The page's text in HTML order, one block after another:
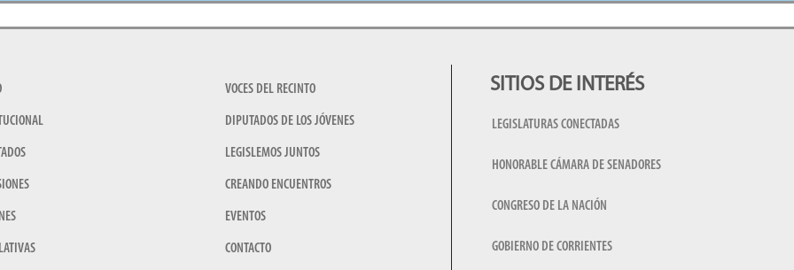
VOCES DEL RECINTO
DIPUTADOS DE LOS JÓVENES
LEGISLEMOS JUNTOS
CREANDO ENCUENTROS
EVENTOS
CONTACTO
SITIOS DE INTERÉS
LEGISLATURAS CONECTADAS
HONORABLE CÁMARA DE SENADORES
CONGRESO DE LA NACIÓN
GOBIERNO DE CORRIENTES